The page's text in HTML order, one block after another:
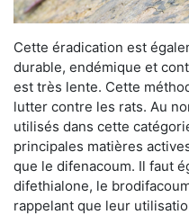
Cette éradication est
durable, endémique et
est très lente. Cette
lutter contre les rats. Au
utilisés dans cette
principales matières
que le difenacoum. Il faut
difethialone, le
rappelant que leur